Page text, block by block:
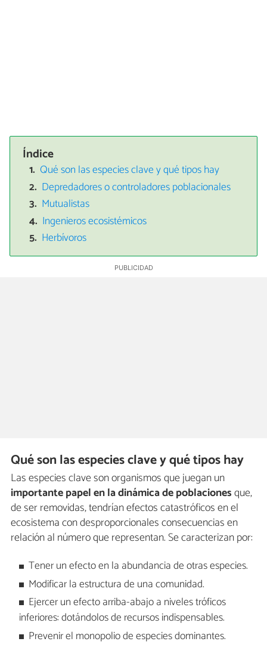
Índice
Qué son las especies clave y qué tipos hay
Depredadores o controladores poblacionales
Mutualistas
Ingenieros ecosistémicos
Herbívoros
Qué son las especies clave y qué tipos hay
Las especies clave son organismos que juegan un
importante papel en la dinámica de poblacionesque,
de ser removidas, tendrían efectos catastróficos en el
ecosistema con desproporcionales consecuencias en
relación al número que representan. Se caracterizan por:
Tener un efecto en la abundancia de otras especies.
Modificar la estructura de una comunidad.
Ejercer un efecto arriba-abajo a niveles tróficos
inferiores: dotándolos de recursos indispensables.
Prevenir el monopolio de especies dominantes.